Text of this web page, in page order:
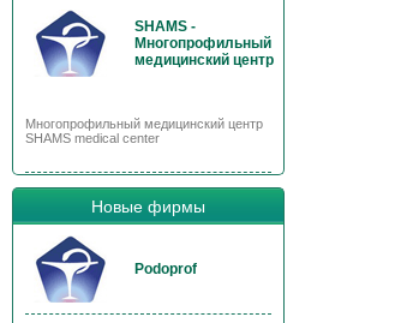
SHAMS -
Многопрофильный
медицинский центр
Многопрофильный медицинский центр
SHAMS medical center
Новые фирмы
Podoprof